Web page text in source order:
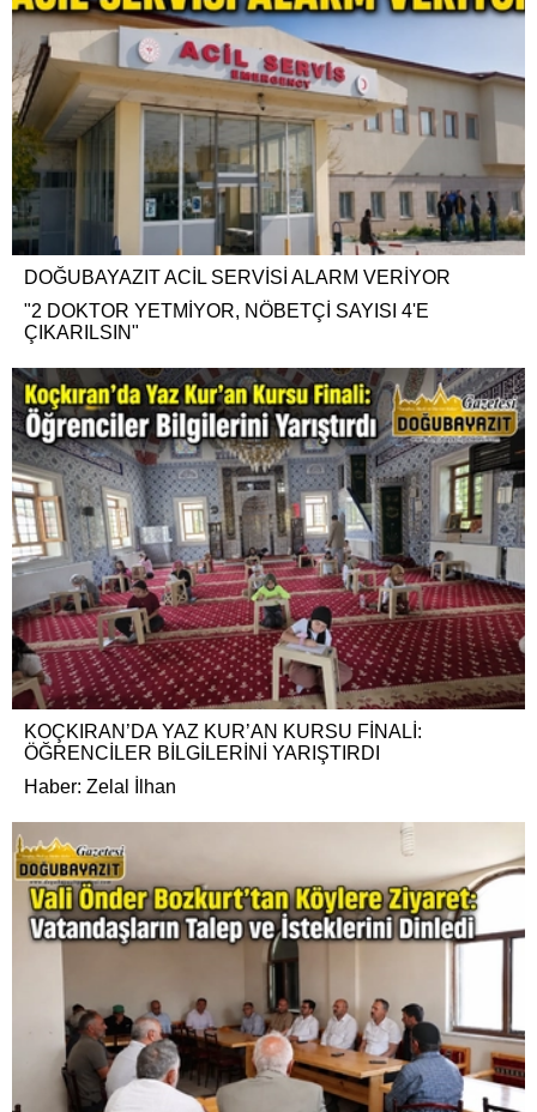
DOĞUBAYAZIT ACİL SERVİSİ ALARM VERİYOR
"2 DOKTOR YETMİYOR, NÖBETÇİ SAYISI 4'E
ÇIKARILSIN"
KOÇKIRAN’DA YAZ KUR’AN KURSU FİNALİ:
ÖĞRENCİLER BİLGİLERİNİ YARIŞTIRDI
Haber: Zelal İlhan